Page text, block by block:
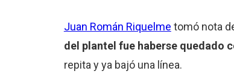
Juan Román Riquelme tomó nota
del plantel fue haberse quedado
repita y ya bajó una línea.